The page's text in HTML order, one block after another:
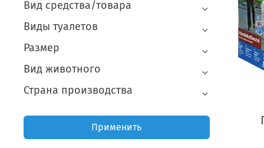
Вид средства/товара
Виды туалетов
Размер
Вид животного
Страна производства
Применить